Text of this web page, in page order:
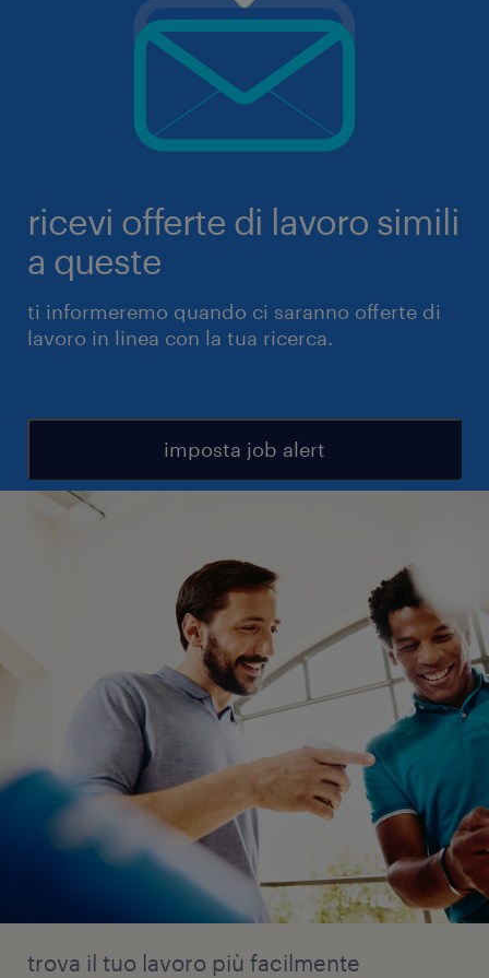
ricevi offerte di lavoro simili
a queste
ti informeremo quando ci saranno offerte di
lavoro in linea con la tua ricerca.
imposta job alert
trova il tuo lavoro più facilmente